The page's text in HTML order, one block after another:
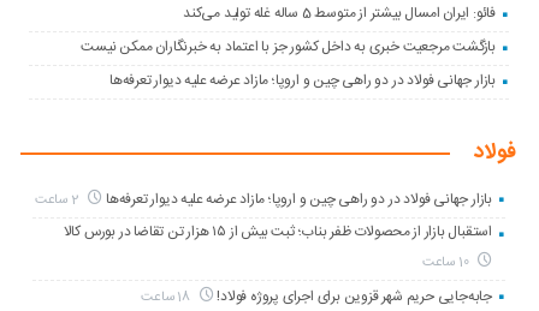
فائو: ایران امسال بیشتر از متوسط 5 ساله غله تولید می‌کند
بازگشت مرجعیت خبری به داخل کشور جز با اعتماد به خبرنگاران ممکن نیست
بازار جهانی فولاد در دو راهی چین و اروپا؛ مازاد عرضه علیه دیوار تعرفه‌ها
فولاد
بازار جهانی فولاد در دو راهی چین و اروپا؛ مازاد عرضه علیه دیوار تعرفه‌ها
استقبال بازار از محصولات ظفر بناب؛ ثبت بیش از ۱۵ هزار تن تقاضا در بورس کالا
10 ساعت
جابه‌جایی حریم شهر قزوین برای اجرای پروژه فولاد!